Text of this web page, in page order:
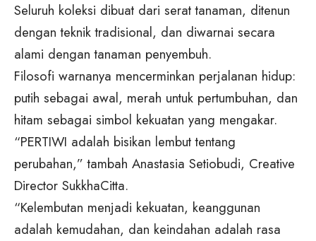
Seluruh koleksi dibuat dari serat tanaman, ditenun
dengan teknik tradisional, dan diwarnai secara
alami dengan tanaman penyembuh.
Filosofi warnanya mencerminkan perjalanan hidup:
putih sebagai awal, merah untuk pertumbuhan, dan
hitam sebagai simbol kekuatan yang mengakar.
“PERTIWI adalah bisikan lembut tentang
perubahan,” tambah Anastasia Setiobudi, Creative
Director SukkhaCitta.
“Kelembutan menjadi kekuatan, keanggunan
adalah kemudahan, dan keindahan adalah rasa